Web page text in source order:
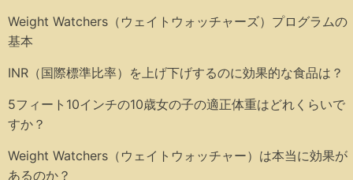
Weight Watchers（ウェイトウォッチャーズ）プログラムの
基本
INR（国際標準比率）を上げ下げするのに効果的な食品は？
5フィート10インチの10歳女の子の適正体重はどれくらいで
すか？
Weight Watchers（ウェイトウォッチャー）は本当に効果が
あるのか？